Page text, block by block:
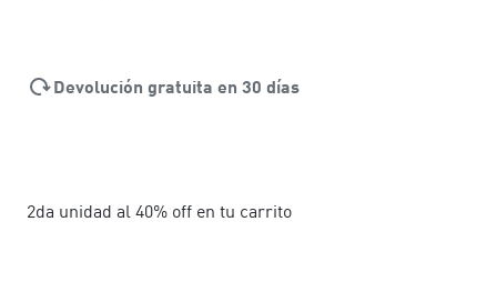
Devolución gratuita en 30 días
2da unidad al 40% off en tu carrito